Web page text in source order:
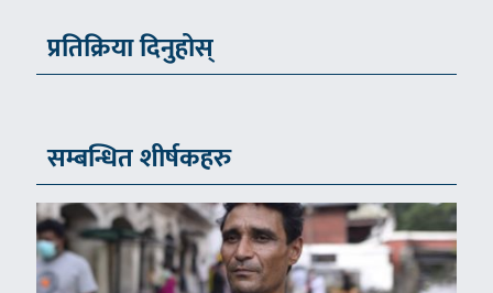
प्रतिक्रिया दिनुहोस्
सम्बन्धित शीर्षकहरु